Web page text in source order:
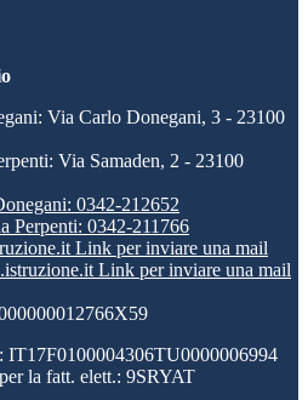
Via Carlo Donegani, 3 - 23100
Via Samaden, 2 - 23100
0342-212652
Perpenti: 0342-211766
Link per inviare una mail
Link per inviare una mail
la fatt. elett.: 9SRYAT